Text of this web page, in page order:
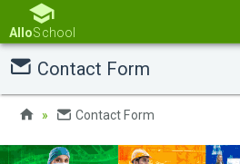
AlloSchool
Contact Form
Contact Form